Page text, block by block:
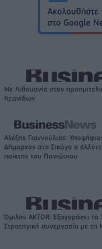
Με Λιθουανία στον
Νεανίδων
Αλέξης Γιαννούλιας:
Δήμαρχος στο Σικάγο ο άλλοτε
παίκτης του Πανιώνιου
Όμιλος AKTOR: Εξαγοράζει
Στρατηγική συνεργασία με τη